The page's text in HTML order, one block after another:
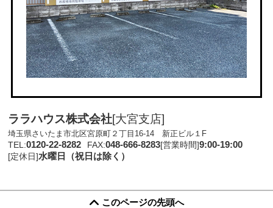
ララハウス株式会社[大宮支店]
埼玉県さいたま市北区宮原町２丁目16-14 新正ビル１F
TEL:0120-22-8282 FAX:048-666-8283[営業時間]9:00-19:00
[定休日]水曜日（祝日は除く）
このページの先頭へ